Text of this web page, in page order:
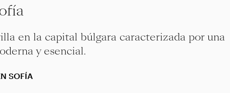
en la capital búlgara caracterizada por una
y esencial.
SOFÍA